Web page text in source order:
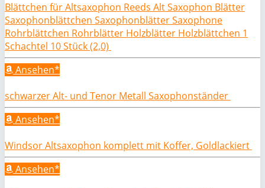
Blättchen für Altsaxophon Reeds Alt Saxophon Blätter
Saxophonblättchen Saxophonblätter Saxophone
Rohrblättchen Rohrblätter Holzblätter Holzblättchen 1
Schachtel 10 Stück (2,0)
Ansehen*
schwarzer Alt- und Tenor Metall Saxophonständer
Ansehen*
Windsor Altsaxophon komplett mit Koffer, Goldlackiert
Ansehen*